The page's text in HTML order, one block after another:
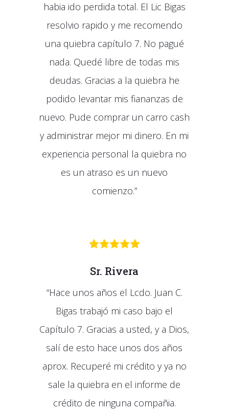
habia ido perdida total. El Lic Bigas
resolvio rapido y me recomendo
una quiebra capítulo 7. No pagué
nada. Quedé libre de todas mis
deudas. Gracias a la quiebra he
podido levantar mis fiananzas de
nuevo. Pude comprar un carro cash
y administrar mejor mi dinero. En mi
experiencia personal la quiebra no
es un atraso es un nuevo
comienzo.”
Sr. Rivera
“Hace unos años el Lcdo. Juan C.
Bigas trabajó mi caso bajo el
Capítulo 7. Gracias a usted, y a Dios,
salí de esto hace unos dos años
aprox. Recuperé mi crédito y ya no
sale la quiebra en el informe de
crédito de ninguna compañia.